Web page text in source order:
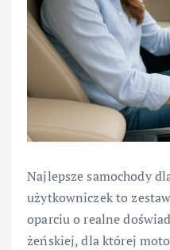
Najlepsze samochody
użytkowniczek to
oparciu o realne
żeńskiej, dla której